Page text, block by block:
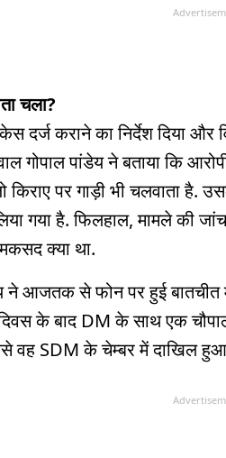
चला?
दर्ज कराने का निर्देश दिया
गोपाल पांडेय ने बताया कि
किराए पर गाड़ी भी चलवाता
गया है. फिलहाल, मामले की
क्या था.
ने आजतक से फोन पर हुई बातचीत
के बाद DM के साथ एक
वह SDM के चेम्बर में दाखिल